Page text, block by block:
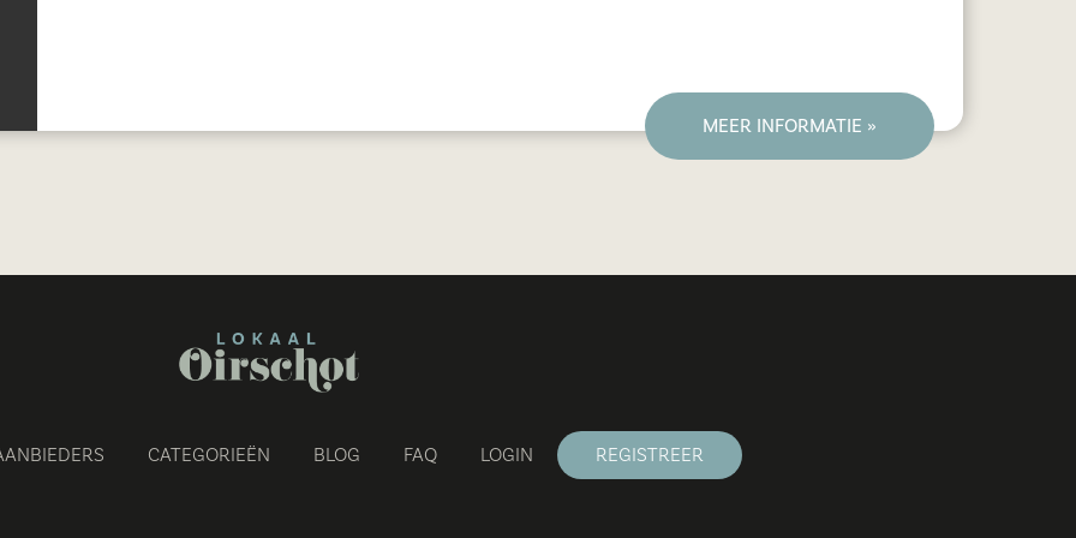
MEER INFORMATIE »
CATEGORIEËN BLOG FAQ LOGIN REGISTREER